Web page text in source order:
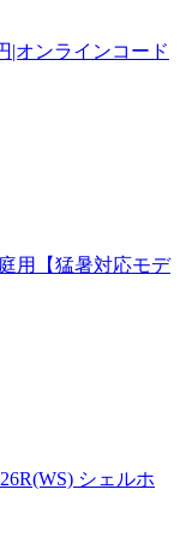
|オンラインコード
用【猛暑対応モデ
シェルホ